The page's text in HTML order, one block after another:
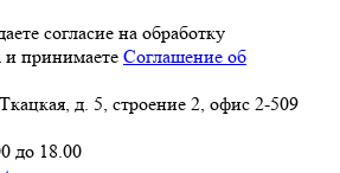
согласие на обработку
принимаете Соглашение об
д. 5, строение 2, офис 2-509
до 18.00